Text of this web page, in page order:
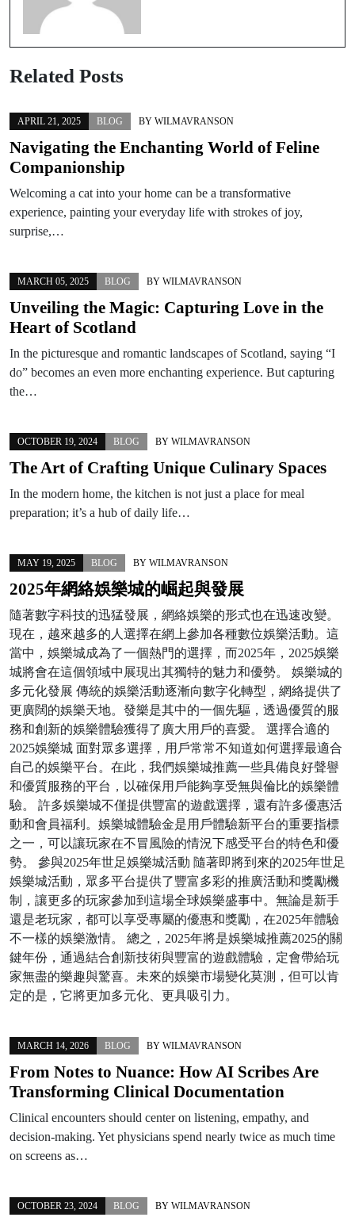
Related Posts
APRIL 21, 2025 BLOG BY WILMAVRANSON
Navigating the Enchanting World of Feline
Companionship
Welcoming a cat into your home can be a transformative
experience, painting your everyday life with strokes of joy,
surprise,…
MARCH 05, 2025 BLOG BY WILMAVRANSON
Unveiling the Magic: Capturing Love in the
Heart of Scotland
In the picturesque and romantic landscapes of Scotland, saying “I
do” becomes an even more enchanting experience. But capturing
the…
OCTOBER 19, 2024 BLOG BY WILMAVRANSON
The Art of Crafting Unique Culinary Spaces
In the modern home, the kitchen is not just a place for meal
preparation; it’s a hub of daily life…
MAY 19, 2025 BLOG BY WILMAVRANSON
2025年網絡娛樂城的崛起與發展
隨著數字科技的迅猛發展，網絡娛樂的形式也在迅速改變。
現在，越來越多的人選擇在網上參加各種數位娛樂活動。這
當中，娛樂城成為了一個熱門的選擇，而2025年，2025娛樂
城將會在這個領域中展現出其獨特的魅力和優勢。 娛樂城的
多元化發展 傳統的娛樂活動逐漸向數字化轉型，網絡提供了
更廣闊的娛樂天地。發樂是其中的一個先驅，透過優質的服
務和創新的娛樂體驗獲得了廣大用戶的喜愛。 選擇合適的
2025娛樂城 面對眾多選擇，用戶常常不知道如何選擇最適合
自己的娛樂平台。在此，我們娛樂城推薦一些具備良好聲譽
和優質服務的平台，以確保用戶能夠享受無與倫比的娛樂體
驗。 許多娛樂城不僅提供豐富的遊戲選擇，還有許多優惠活
動和會員福利。娛樂城體驗金是用戶體驗新平台的重要指標
之一，可以讓玩家在不冒風險的情況下感受平台的特色和優
勢。 參與2025年世足娛樂城活動 隨著即將到來的2025年世足
娛樂城活動，眾多平台提供了豐富多彩的推廣活動和獎勵機
制，讓更多的玩家參加到這場全球娛樂盛事中。無論是新手
還是老玩家，都可以享受專屬的優惠和獎勵，在2025年體驗
不一樣的娛樂激情。 總之，2025年將是娛樂城推薦2025的關
鍵年份，通過結合創新技術與豐富的遊戲體驗，定會帶給玩
家無盡的樂趣與驚喜。未來的娛樂市場變化莫測，但可以肯
定的是，它將更加多元化、更具吸引力。
MARCH 14, 2026 BLOG BY WILMAVRANSON
From Notes to Nuance: How AI Scribes Are
Transforming Clinical Documentation
Clinical encounters should center on listening, empathy, and
decision-making. Yet physicians spend nearly twice as much time
on screens as…
OCTOBER 23, 2024 BLOG BY WILMAVRANSON